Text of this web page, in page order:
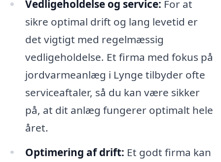
Vedligeholdelse og service: For at
sikre optimal drift og lang levetid er
det vigtigt med regelmæssig
vedligeholdelse. Et firma med fokus på
jordvarmeanlæg i Lynge tilbyder ofte
serviceaftaler, så du kan være sikker
på, at dit anlæg fungerer optimalt hele
året.
Optimering af drift: Et godt firma kan